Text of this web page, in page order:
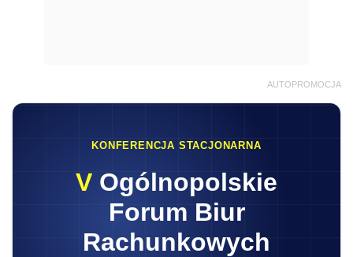
AUTOPROMOCJA
KONFERENCJA STACJONARNA
V Ogólnopolskie
Forum Biur
Rachunkowych